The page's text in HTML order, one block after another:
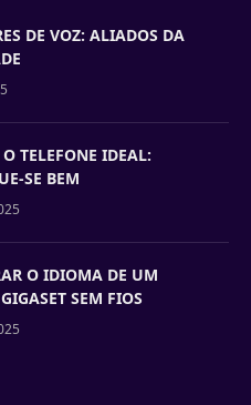
DE VOZ: ALIADOS DA
O TELEFONE IDEAL:
SE BEM
O IDIOMA DE UM
SEM FIOS